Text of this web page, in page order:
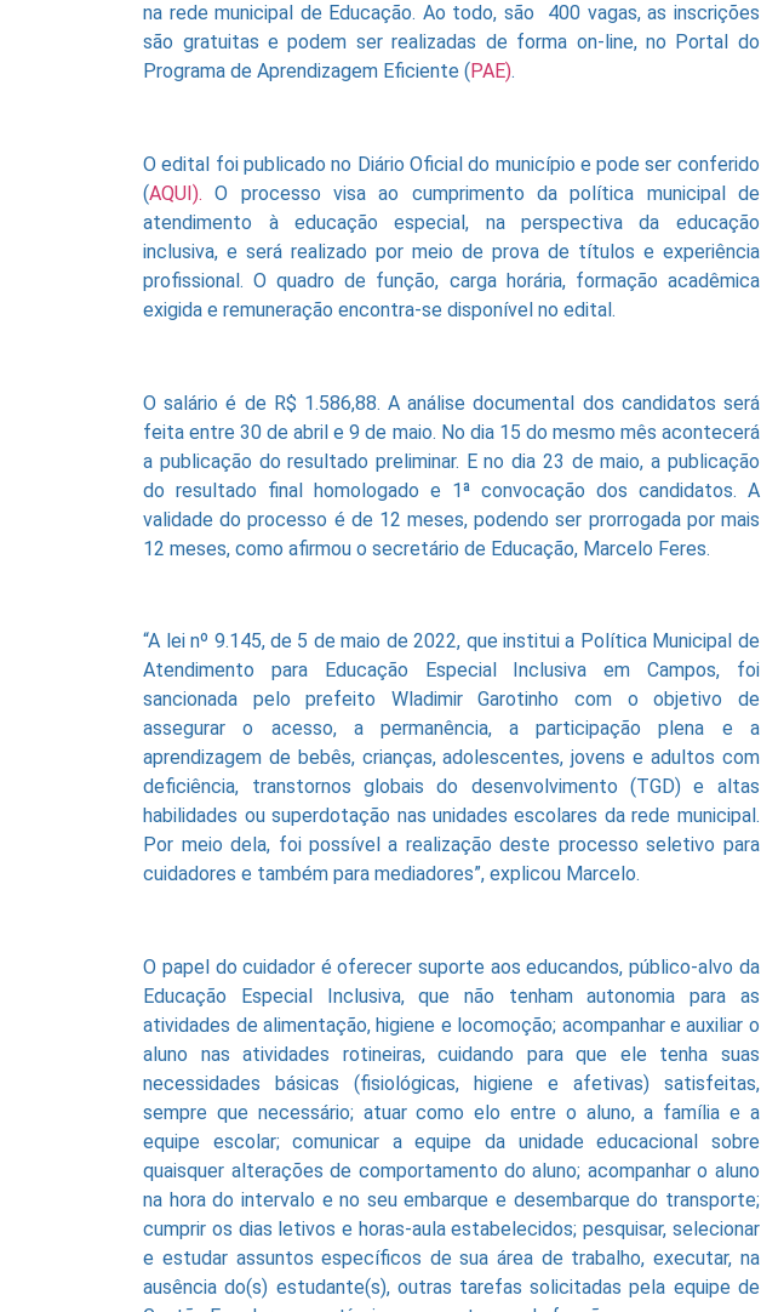
na rede municipal de Educação. Ao todo, são 400 vagas, as inscrições
são gratuitas e podem ser realizadas de forma on-line, no Portal do
Programa de Aprendizagem Eficiente (PAE).
O edital foi publicado no Diário Oficial do município e pode ser conferido
(AQUI). O processo visa ao cumprimento da política municipal de
atendimento à educação especial, na perspectiva da educação
inclusiva, e será realizado por meio de prova de títulos e experiência
profissional. O quadro de função, carga horária, formação acadêmica
exigida e remuneração encontra-se disponível no edital.
O salário é de R$ 1.586,88. A análise documental dos candidatos será
feita entre 30 de abril e 9 de maio. No dia 15 do mesmo mês acontecerá
a publicação do resultado preliminar. E no dia 23 de maio, a publicação
do resultado final homologado e 1ª convocação dos candidatos. A
validade do processo é de 12 meses, podendo ser prorrogada por mais
12 meses, como afirmou o secretário de Educação, Marcelo Feres.
“A lei nº 9.145, de 5 de maio de 2022, que institui a Política Municipal de
Atendimento para Educação Especial Inclusiva em Campos, foi
sancionada pelo prefeito Wladimir Garotinho com o objetivo de
assegurar o acesso, a permanência, a participação plena e a
aprendizagem de bebês, crianças, adolescentes, jovens e adultos com
deficiência, transtornos globais do desenvolvimento (TGD) e altas
habilidades ou superdotação nas unidades escolares da rede municipal.
Por meio dela, foi possível a realização deste processo seletivo para
cuidadores e também para mediadores”, explicou Marcelo.
O papel do cuidador é oferecer suporte aos educandos, público-alvo da
Educação Especial Inclusiva, que não tenham autonomia para as
atividades de alimentação, higiene e locomoção; acompanhar e auxiliar o
aluno nas atividades rotineiras, cuidando para que ele tenha suas
necessidades básicas (fisiológicas, higiene e afetivas) satisfeitas,
sempre que necessário; atuar como elo entre o aluno, a família e a
equipe escolar; comunicar a equipe da unidade educacional sobre
quaisquer alterações de comportamento do aluno; acompanhar o aluno
na hora do intervalo e no seu embarque e desembarque do transporte;
cumprir os dias letivos e horas-aula estabelecidos; pesquisar, selecionar
e estudar assuntos específicos de sua área de trabalho, executar, na
ausência do(s) estudante(s), outras tarefas solicitadas pela equipe de